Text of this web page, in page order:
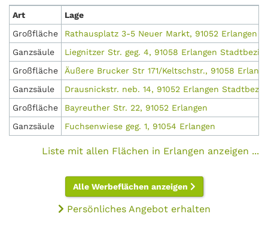
Art
Lage
Großfläche
Rathausplatz 3-5 Neuer Markt, 91052 Erlangen
Ganzsäule
Liegnitzer Str. geg. 4, 91058 Erlangen Stadtbezirk
Großfläche
Äußere Brucker Str 171/Keltschstr., 91058
Ganzsäule
Drausnickstr. neb. 14, 91052 Erlangen
Großfläche
Bayreuther Str. 22, 91052 Erlangen
Ganzsäule
Fuchsenwiese geg. 1, 91054 Erlangen
Liste mit allen Flächen in Erlangen anzeigen ...
Alle Werbeflächen anzeigen
Persönliches Angebot erhalten